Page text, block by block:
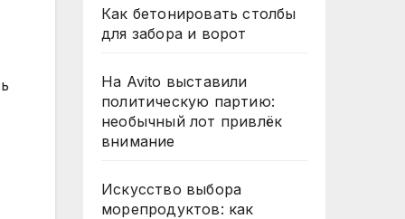
Как бетонировать столбы
для забора и ворот
На Avito выставили
политическую партию:
необычный лот привлёк
внимание
Искусство выбора
морепродуктов: как